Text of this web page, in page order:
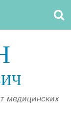
медицинских